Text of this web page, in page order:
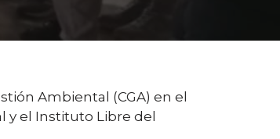
Ambiental (CGA) en el
y el Instituto Libre del